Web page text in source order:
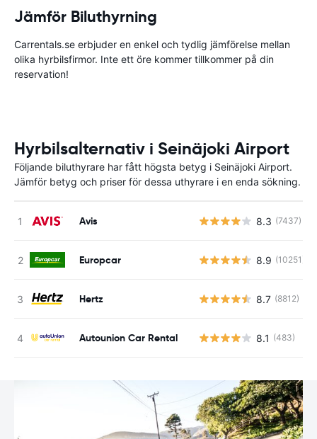
Jämför Biluthyrning
Carrentals.se erbjuder en enkel och tydlig jämförelse mellan
olika hyrbilsfirmor. Inte ett öre kommer tillkommer på din
reservation!
Hyrbilsalternativ i Seinäjoki Airport
Följande biluthyrare har fått högsta betyg i Seinäjoki Airport.
Jämför betyg och priser för dessa uthyrare i en enda sökning.
Avis 8.3 (7437)
Europcar 8.9 (10251)
Hertz 8.7 (8812)
Autounion Car Rental 8.1 (483)